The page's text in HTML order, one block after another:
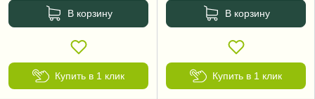
В корзину
Купить в 1 клик
В корзину
Купить в 1 клик